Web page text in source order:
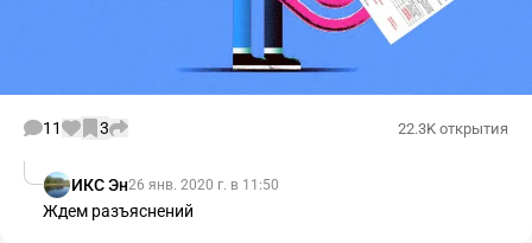
11 3 22.3K открытия
ИКС Эн26 янв. 2020 г. в 11:50
Ждем разъяснений